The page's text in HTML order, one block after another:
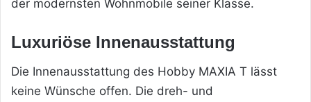
der modernsten Wohnmobile seiner Klasse.
Luxuriöse Innenausstattung
Die Innenausstattung des Hobby MAXIA T lässt
keine Wünsche offen. Die dreh- und